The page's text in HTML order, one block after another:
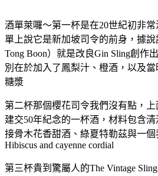
酒單萊囉～第一杯是在20世紀初非常
單上說它是新加坡司令的前身，據
Tong Boon）就是改良Gin Sling創作
別在於加入了鳳梨汁、橙酒，以及
糖漿
第二杯那個櫻花司令我們沒有點，
建交50年紀念的一杯酒，材料包含
接骨木花香甜酒、綠夏特勒茲與一
Hibiscus and cayenne cordial
第三杯貴到驚屬人的The Vintage Sling